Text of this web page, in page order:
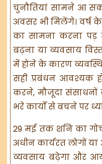
चुनौतियां सामने आ
अवसर भी मिलेंगे। वर्ष
का सामना करना
बढ़ना या व्यवसाय
में होने के कारण
सही प्रबंधन आवश्यक
करने, मौजूदा
भरे कार्यों से बचने पर
29 मई तक शनि का
अधीन कार्यरत लोगों
व्यवसाय बढ़ेगा और आय